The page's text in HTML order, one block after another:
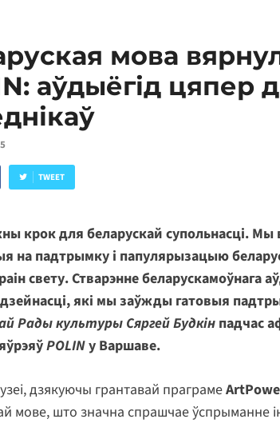
мова
аўдыёгід цяпер
TWEET
крок для беларускай супольнасці.
на падтрымку і папулярызацыю
свету. Стварэнне беларускамоўнага
які мы заўжды гатовыя
Рады культуры Сяргей Будкін падчас
POLINу Варшаве.
дзякуючы грантавай праграме
мове, што значна спрашчае ўспрыманне